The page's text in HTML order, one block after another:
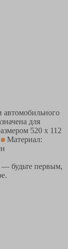
автомобильного
для
520 х 112
Материал:
— будьте первым,